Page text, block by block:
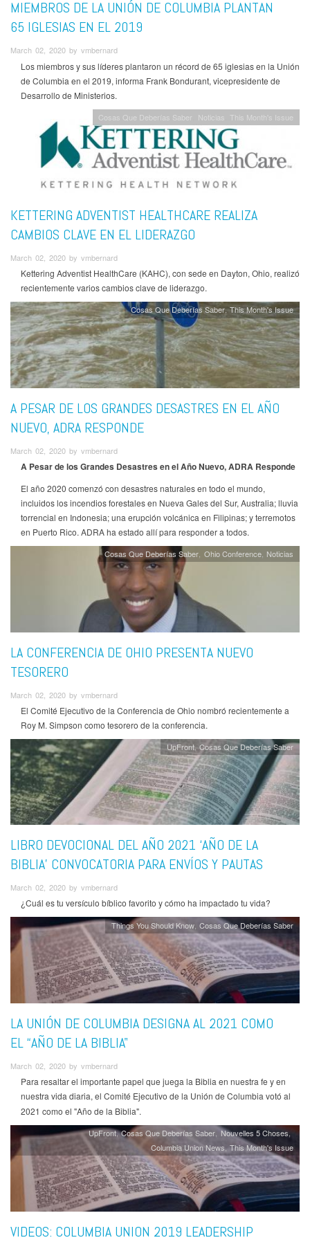
MIEMBROS DE LA UNIÓN DE COLUMBIA PLANTAN
65 IGLESIAS EN EL 2019
March 02, 2020 by vmbernard
Los miembros y sus líderes plantaron un récord de 65 iglesias en la Unión
de Columbia en el 2019, informa Frank Bondurant, vicepresidente de
Desarrollo de Ministerios.
Cosas Que Deberías Saber Noticias This Month's Issue
KETTERING ADVENTIST HEALTHCARE REALIZA
CAMBIOS CLAVE EN EL LIDERAZGO
March 02, 2020 by vmbernard
Kettering Adventist HealthCare (KAHC), con sede en Dayton, Ohio, realizó
recientemente varios cambios clave de liderazgo.
Cosas Que Deberías Saber This Month's Issue
A PESAR DE LOS GRANDES DESASTRES EN EL AÑO
NUEVO, ADRA RESPONDE
March 02, 2020 by vmbernard
A Pesar de los Grandes Desastres en el Año Nuevo, ADRA Responde
El año 2020 comenzó con desastres naturales en todo el mundo,
incluidos los incendios forestales en Nueva Gales del Sur, Australia; lluvia
torrencial en Indonesia; una erupción volcánica en Filipinas; y terremotos
en Puerto Rico. ADRA ha estado allí para responder a todos.
Cosas Que Deberías Saber Ohio Conference Noticias
LA CONFERENCIA DE OHIO PRESENTA NUEVO
TESORERO
March 02, 2020 by vmbernard
El Comité Ejecutivo de la Conferencia de Ohio nombró recientemente a
Roy M. Simpson como tesorero de la conferencia.
UpFront Cosas Que Deberías Saber
LIBRO DEVOCIONAL DEL AÑO 2021 ‘AÑO DE LA
BIBLIA’ CONVOCATORIA PARA ENVÍOS Y PAUTAS
March 02, 2020 by vmbernard
¿Cuál es tu versículo bíblico favorito y cómo ha impactado tu vida?
Things You Should Know Cosas Que Deberías Saber
LA UNIÓN DE COLUMBIA DESIGNA AL 2021 COMO
EL “AÑO DE LA BIBLIA"
March 02, 2020 by vmbernard
Para resaltar el importante papel que juega la Biblia en nuestra fe y en
nuestra vida diaria, el Comité Ejecutivo de la Unión de Columbia votó al
2021 como el "Año de la Biblia".
UpFront Cosas Que Deberías Saber Nouvelles 5 Choses
Columbia Union News This Month's Issue
VIDEOS: COLUMBIA UNION 2019 LEADERSHIP